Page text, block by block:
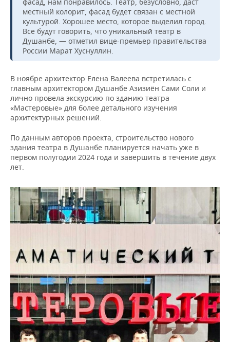
местный колорит, фасад будет связан с местной
культурой. Хорошее место, которое выделил город.
Все будут говорить, что уникальный театр в
Душанбе, — отметил вице-премьер правительства
России Марат Хуснуллин.
В ноябре архитектор Елена Валеева встретилась с
главным архитектором Душанбе Азизиён Сами Соли и
лично провела экскурсию по зданию театра
«Мастеровые» для более детального изучения
архитектурных решений.
По данным авторов проекта, строительство нового
здания театра в Душанбе планируется начать уже в
первом полугодии 2024 года и завершить в течение двух
лет.